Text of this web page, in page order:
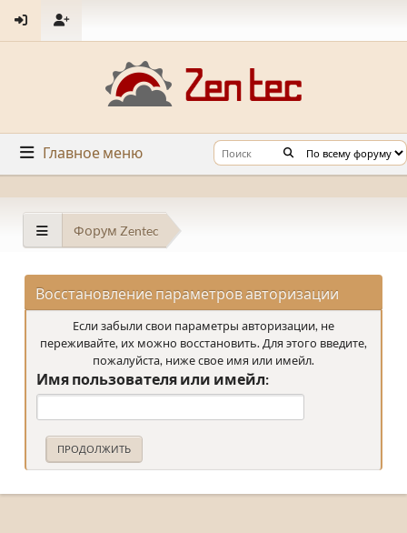
Главное меню
Форум Zentec
Восстановление параметров авторизации
Если забыли свои параметры авторизации, не
переживайте, их можно восстановить. Для этого введите,
пожалуйста, ниже свое имя или имейл.
Имя пользователя или имейл: